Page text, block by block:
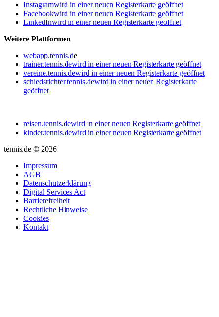
Instagramwird in einer neuen Registerkarte geöffnet
Facebookwird in einer neuen Registerkarte geöffnet
LinkedInwird in einer neuen Registerkarte geöffnet
Weitere Plattformen
webapp.tennis.de
trainer.tennis.dewird in einer neuen Registerkarte geöffnet
vereine.tennis.dewird in einer neuen Registerkarte geöffnet
schiedsrichter.tennis.dewird in einer neuen Registerkarte
geöffnet
reisen.tennis.dewird in einer neuen Registerkarte geöffnet
kinder.tennis.dewird in einer neuen Registerkarte geöffnet
tennis.de © 2026
Impressum
AGB
Datenschutzerklärung
Digital Services Act
Barrierefreiheit
Rechtliche Hinweise
Cookies
Kontakt